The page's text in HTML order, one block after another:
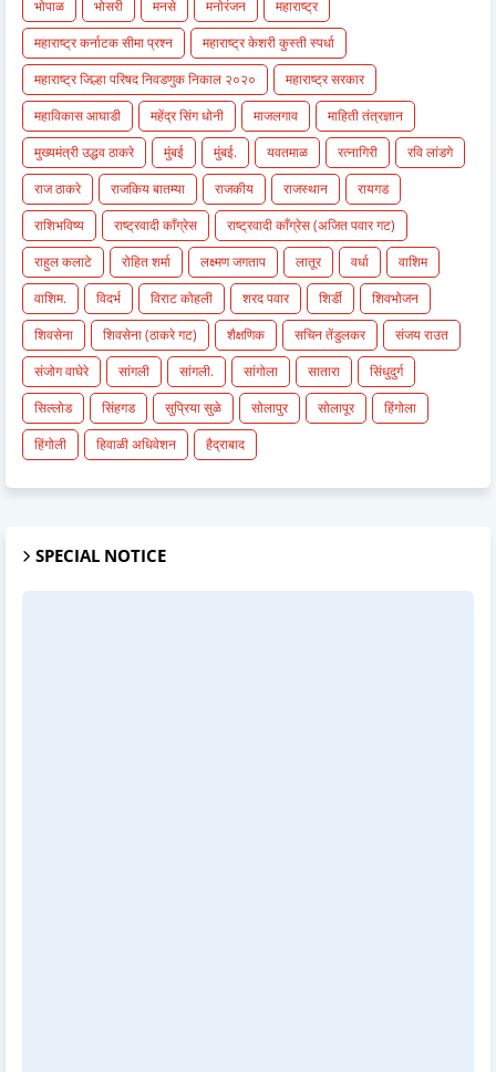
भोपाळ भोसरी मनसे मनोरंजन
महाराष्ट्र
महाराष्ट्र कर्नाटक सीमा प्रश्न
महाराष्ट्र केशरी कुस्ती स्पर्धा
महाराष्ट्र जिल्हा परिषद निवडणुक निकाल २०२०
महाराष्ट्र सरकार
महाविकास आघाडी
महेंद्र सिंग धोनी माजलगाव
माहिती तंत्रज्ञान
मुख्यमंत्री उद्धव ठाकरे
मुंबई मुंबई. यवतमाळ रत्नागिरी
रवि लांडगे
राज ठाकरे
राजकिय बातम्या राजकीय राजस्थान
रायगड
राशिभविष्य
राष्ट्रवादी काँग्रेस
राष्ट्रवादी काँग्रेस (अजित पवार गट)
राहुल कलाटे
रोहित शर्मा लक्ष्मण जगताप लातूर वर्धा
वाशिम
वाशिम.
विदर्भ विराट कोहली शरद पवार शिर्डी
शिवभोजन
शिवसेना
शिवसेना (ठाकरे गट) शैक्षणिक सचिन तेंडुलकर
संजय राउत
संजोग वाघेरे
सांगली सांगली. सांगोला सातारा
सिंधुदुर्ग
सिल्लोड
सिंहगड सुप्रिया सुळे सोलापुर सोलापूर
हिंगोला
हिंगोली
हिवाळी अधिवेशन हैद्राबाद
SPECIAL NOTICE